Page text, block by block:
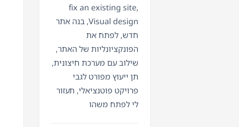
fix an existing site,
Visual design, בנה אתר
חדש, לפתח את
הפונקציונליות של האתר,
שילוב עם מערכת חיצונית,
תן ייעוץ מפורט לגבי
פרויקט פוטנציאלי, תעזור
לי לפתח משהו